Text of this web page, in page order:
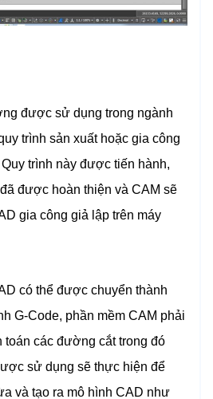
được sử dụng trong ngành
trình sản xuất hoặc gia công
trình này được tiến hành,
được hoàn thiện và CAM sẽ
gia công giả lập trên máy
có thể được chuyển thành
G-Code, phần mềm CAM phải
các đường cắt trong đó
sử dụng sẽ thực hiện để
và tạo ra mô hình CAD như